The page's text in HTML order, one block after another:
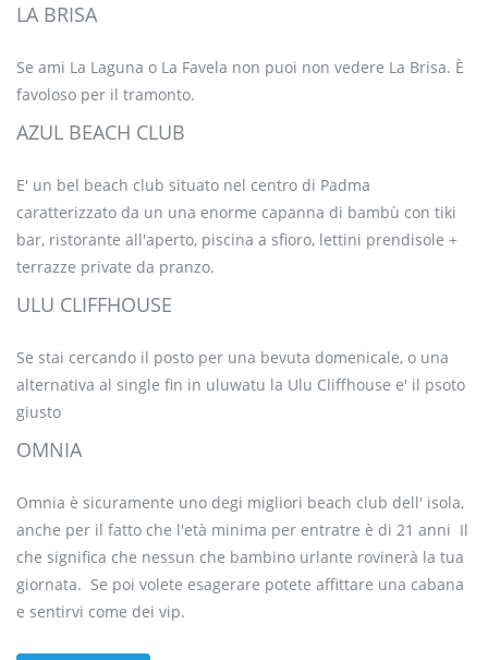
LA BRISA
Se ami La Laguna o La Favela non puoi non vedere La Brisa. È
favoloso per il tramonto.
AZUL BEACH CLUB
E' un bel beach club situato nel centro di Padma
caratterizzato da un una enorme capanna di bambù con tiki
bar, ristorante all'aperto, piscina a sfioro, lettini prendisole +
terrazze private da pranzo.
ULU CLIFFHOUSE
Se stai cercando il posto per una bevuta domenicale, o una
alternativa al single fin in uluwatu la Ulu Cliffhouse e' il psoto
giusto
OMNIA
Omnia è sicuramente uno degi migliori beach club dell' isola,
anche per il fatto che l'età minima per entratre è di 21 anni Il
che significa che nessun che bambino urlante rovinerà la tua
giornata. Se poi volete esagerare potete affittare una cabana
e sentirvi come dei vip.